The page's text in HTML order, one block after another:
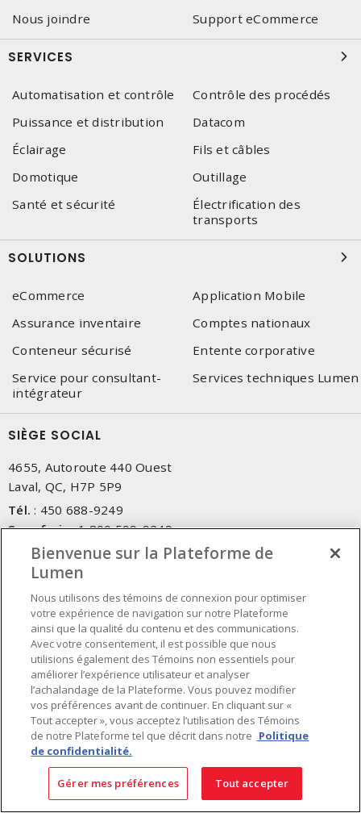
Nous joindre
Support eCommerce
SERVICES
Automatisation et contrôle
Contrôle des procédés
Puissance et distribution
Datacom
Éclairage
Fils et câbles
Domotique
Outillage
Santé et sécurité
Électrification des
transports
SOLUTIONS
eCommerce
Application Mobile
Assurance inventaire
Comptes nationaux
Conteneur sécurisé
Entente corporative
Service pour consultant-
intégrateur
Services techniques Lumen
SIÈGE SOCIAL
4655, Autoroute 440 Ouest
Laval, QC, H7P 5P9
Tél. : 450 688-9249
Sans frais:1 800 599-9249
Téléc.:450 686-1444
Service d'urgence
Fait au Canada avec des composants canadiens et importés
INSCRIVEZ-VOUS À L'INFOLETTRE
Obtenez des informations à jour sur les offres de Lumen
Bienvenue sur la Plateforme de
Lumen
Nous utilisons des témoins de connexion pour optimiser
votre expérience de navigation sur notre Plateforme
ainsi que la qualité du contenu et des communications.
Avec votre consentement, il est possible que nous
utilisions également des Témoins non essentiels pour
améliorer l’expérience utilisateur et analyser
l’achalandage de la Plateforme. Vous pouvez modifier
vos préférences avant de continuer. En cliquant sur «
Tout accepter », vous acceptez l’utilisation des Témoins
de notre Plateforme tel que décrit dans notre Politique
de confidentialité.
Gérer mes préférences Tout accepter